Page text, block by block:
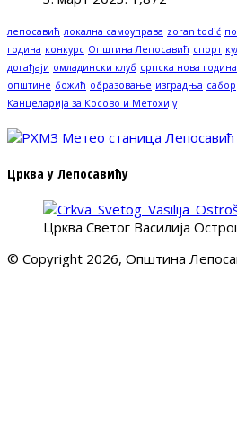
лепосавић локална самоуправа zoran todić
година конкурс Општина Лепосавић спорт
догађаји омладински клуб српска нова година
општине божић образовање изградња сабор
Канцеларија за Косово и Метохију
Црква у Лепосавићу
Црква Светог Василија
© Copyright 2026, Општина